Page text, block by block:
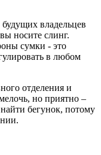
владельцев
носите слинг.
сумки - это
в любом
отделения и
но приятно –
бегунок, потому